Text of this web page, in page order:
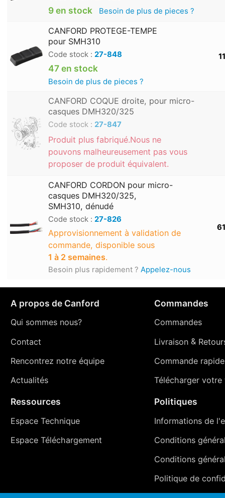
9 en stock Besoin de plus de pieces ?
CANFORD PROTEGE-TEMPE
pour SMH310
Code stock : 27-848
47 en stock
Besoin de plus de pieces ?
CANFORD COQUE droite, pour micro-
casques DMH320/325
Code stock : 27-847
Produit plus fabriqué.Nous ne
pouvons malheureusement pas vous
proposer de produit équivalent.
CANFORD CORDON pour micro-
casques DMH320/325,
SMH310, dénudé
Code stock : 27-826
Approvisionnement à validation de
commande, disponible sous
1 à 2 semaines.
Besoin plus rapidement ? Appelez-nous
A propos de Canford
Qui sommes nous?
Contact
Rencontrez notre équipe
Actualités
Commandes
Commandes
Livraison&
Commande rapide
Télécharger votre
Ressources
Espace Technique
Espace Téléchargement
Politiques
Informations de
Conditions
Conditions
Politique de